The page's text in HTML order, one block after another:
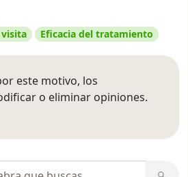
Eficacia del tratamiento
este motivo, los
o eliminar opiniones.